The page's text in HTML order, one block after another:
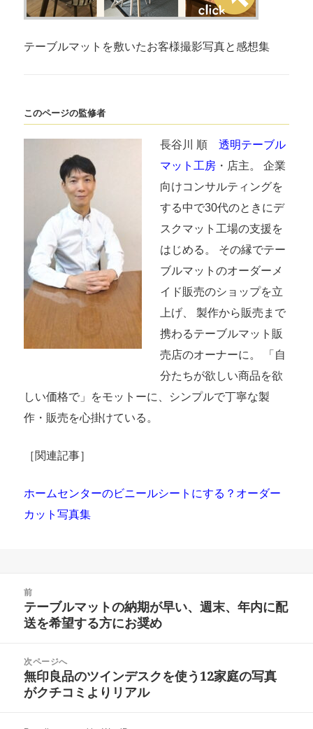
テーブルマットを敷いたお客様撮影写真と感想集
このページの監修者
長谷川 順透明テーブル
マット工房 ・店主。 企業
向けコンサルティングを
する中で30代のときにデ
スクマット工場の支援を
はじめる。 その縁でテー
ブルマットのオーダーメ
イド販売のショップを立
上げ、 製作から販売まで
携わるテーブルマット販
売店のオーナーに。 「自
分たちが欲しい商品を欲
しい価格で」をモットーに、シンプルで丁寧な製
作・販売を心掛けている。
［関連記事］
ホームセンターのビニールシートにする？オーダー
カット写真集
前
前
の
稿:
テーブルマットの納期が早い、週末、年内に配
送を希望する方にお奨め
次ページへ
次
の
稿:
無印良品のツインデスクを使う12家庭の写真
がクチコミよりリアル